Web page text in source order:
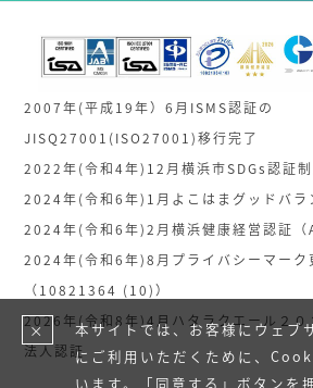
2007年(平成19年）6月ISMS認証の
JISQ27001(ISO27001)移行完了
2022年(令和4年)12月横浜市SDGs認証
2024年(令和6年)1月よこはまグッドバラ
2024年(令和6年)2月横浜健康経営認証（
2024年(令和6年)8月プライバシーマーク
（10821364 (10)）
2026年(令和8年)4月ハタラクエール２０
法人認証
×
本サイトでは、お客様にウェブ
にご利用いただくために、
います。「同意する」ボタンを